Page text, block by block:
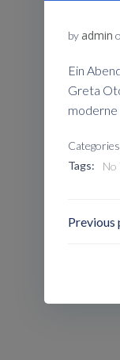
by admin
Ein
Greta
moderne
Tags:
No
Previous